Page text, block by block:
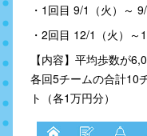
・1回目 9/1（火）～ 9/
・2回目 12/1（火）～
【内容】平均歩数が
各回5チームの合計10
ト（各1万円分）